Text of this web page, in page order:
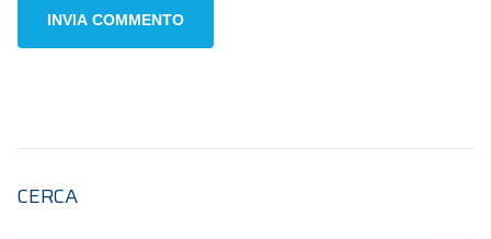
CERCA